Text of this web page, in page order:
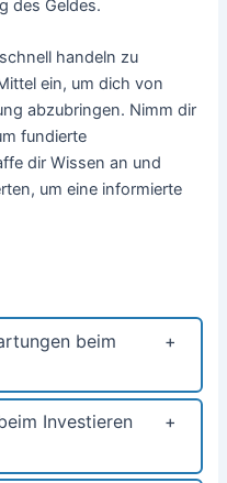
des Geldes.
handeln zu
ein, um dich von
abzubringen. Nimm dir
fundierte
dir Wissen an und
um eine informierte
beim
Investieren